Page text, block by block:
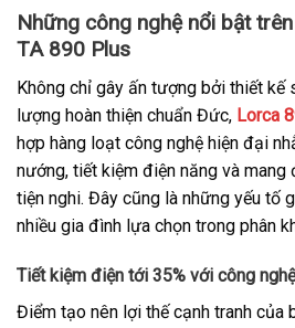
Những công nghệ nổi bật
TA 890 Plus
Không chỉ gây ấn tượng bởi thiết kế
lượng hoàn thiện chuẩn Đức, Lorca
hợp hàng loạt công nghệ hiện đại
nướng, tiết kiệm điện năng và
tiện nghi. Đây cũng là những yếu tố
nhiều gia đình lựa chọn trong phân
Tiết kiệm điện tới 35% với công
Điểm tạo nên lợi thế cạnh tranh của